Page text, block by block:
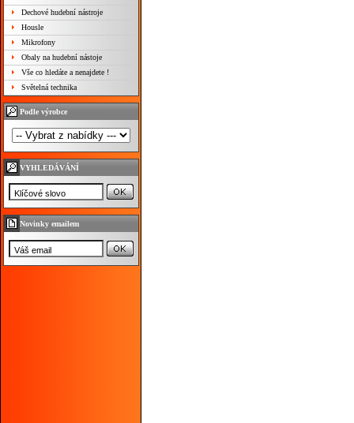
Dechové hudební nástroje
Housle
Mikrofony
Obaly na hudební nástoje
Vše co hledáte a nenajdete !
Světelná technika
Podle výrobce
VYHLEDÁVÁNÍ
Novinky emailem